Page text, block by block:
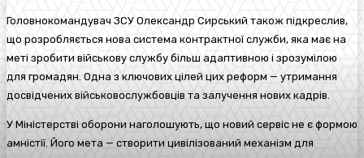
Головнокомандувач ЗСУ Олександр Сирський також підкреслив,
що розробляється нова система контрактної служби, яка має на
меті зробити військову службу більш адаптивною і зрозумілою
для громадян. Одна з ключових цілей цих реформ — утримання
досвідчених військовослужбовців та залучення нових кадрів.
У Міністерстві оборони наголошують, що новий сервіс не є формою
амністії. Його мета — створити цивілізований механізм для